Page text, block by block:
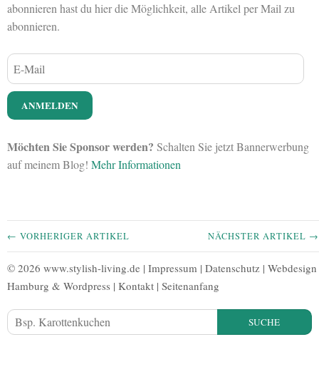
abonnieren hast du hier die Möglichkeit, alle Artikel per Mail zu
abonnieren.
Möchten Sie Sponsor werden? Schalten Sie jetzt Bannerwerbung
auf meinem Blog! Mehr Informationen
← VORHERIGER ARTIKEL NÄCHSTER ARTIKEL →
© 2026 www.stylish-living.de | Impressum | Datenschutz | Webdesign
Hamburg & Wordpress | Kontakt | Seitenanfang
SUCHE